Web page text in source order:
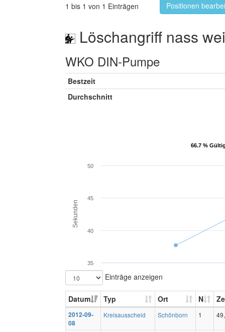
1 bis 1 von 1 Einträgen Positionen
Löschangriff nass
WKO DIN-Pumpe
Bestzeit
Durchschnitt
66.7 %
66.7 %
Sekunden
35
40
45
50
Einträge anzeigen
Datum Typ Ort N
2012-09-
08
Kreisausscheid Schönborn 1